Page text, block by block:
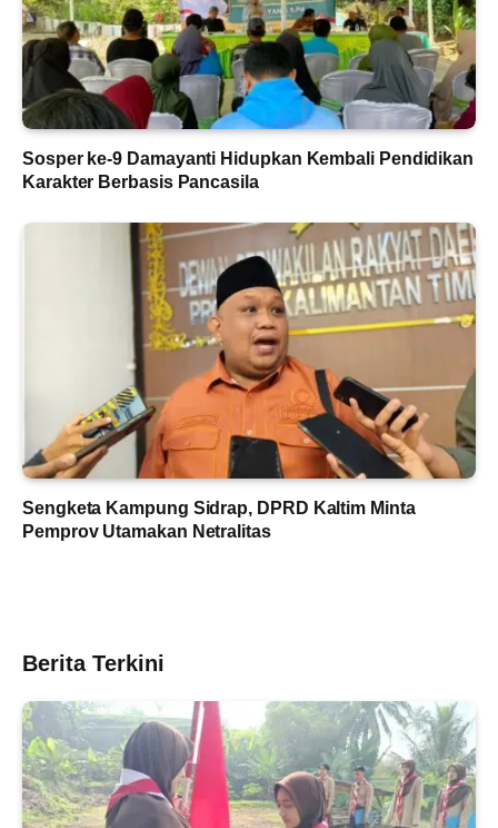
Sosper ke-9 Damayanti Hidupkan Kembali Pendidikan
Karakter Berbasis Pancasila
Sengketa Kampung Sidrap, DPRD Kaltim Minta
Pemprov Utamakan Netralitas
Berita Terkini